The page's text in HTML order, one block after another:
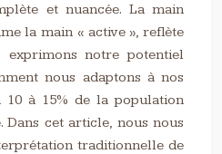
et nuancée. La main
la main « active », reflète
notre potentiel
nous adaptons à nos
10 à 15% de la population
Dans cet article, nous nous
traditionnelle de